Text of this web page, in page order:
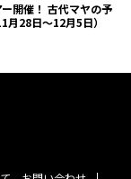
開催！ 古代マヤの予
28日～12月5日）